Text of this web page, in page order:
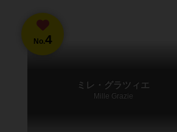
No.4
ミレ・グラツィエ
Mille Grazie